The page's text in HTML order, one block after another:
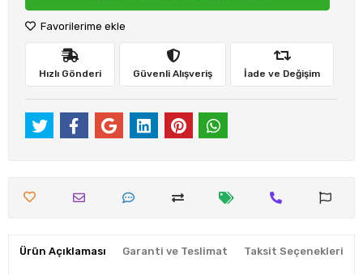
Favorilerime ekle
Hızlı Gönderi Güvenli Alışveriş İade ve Değişim
Ürün Açıklaması Garanti ve Teslimat Taksit Seçenekleri